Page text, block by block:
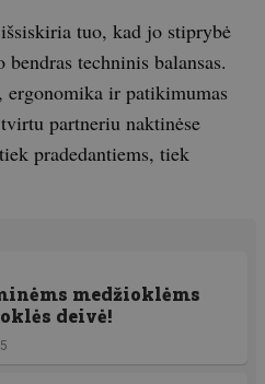
tuo, kad jo stiprybė
techninis balansas.
ergonomika ir patikimumas
partneriu naktinėse
pradedantiems, tiek
medžioklėms
deivė!